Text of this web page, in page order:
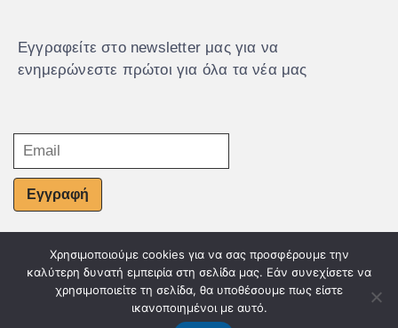
Εγγραφείτε στο newsletter μας για να
ενημερώνεστε πρώτοι για όλα τα νέα μας
Εγγραφή
© Powered by Knowledge AE
Χρησιμοποιούμε cookies για να σας προσφέρουμε την
καλύτερη δυνατή εμπειρία στη σελίδα μας. Εάν συνεχίσετε να
χρησιμοποιείτε τη σελίδα, θα υποθέσουμε πως είστε
ικανοποιημένοι με αυτό.